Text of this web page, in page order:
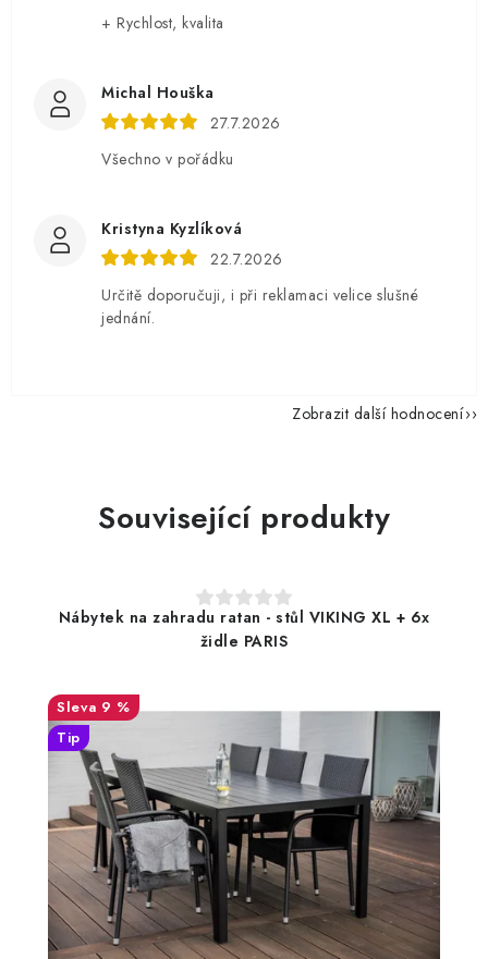
+ Rychlost, kvalita
Michal Houška
27.7.2026
Všechno v pořádku
Kristyna Kyzlíková
22.7.2026
Určitě doporučuji, i při reklamaci velice slušné
jednání.
Zobrazit další hodnocení
Související produkty
Nábytek na zahradu ratan - stůl VIKING XL + 6x
židle PARIS
9 %
Tip